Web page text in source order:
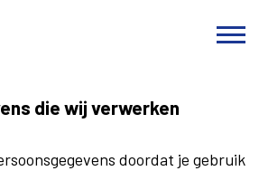
die wij verwerken
doordat je gebruik